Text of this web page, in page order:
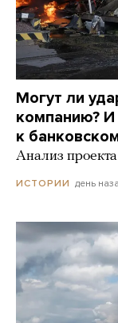
Могут ли
компанию? И
к
Анализ
ИСТОРИИ день